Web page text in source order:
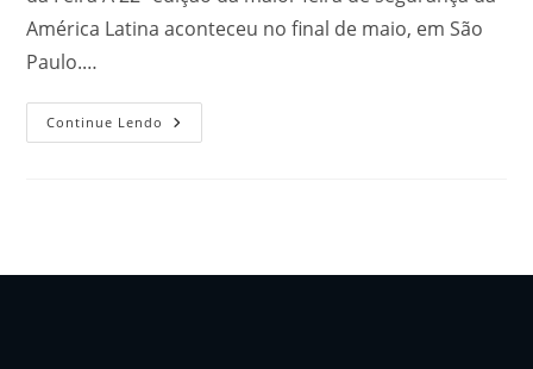
América Latina aconteceu no final de maio, em São
Paulo.…
Continue Lendo